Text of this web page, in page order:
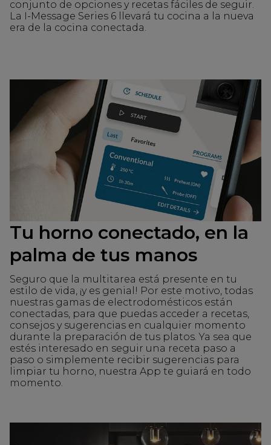
conjunto de opciones y recetas fáciles de seguir.
La I-Message Series 6 llevará tu cocina a la nueva
era de la cocina conectada.
Tu horno conectado, en la
palma de tus manos
Seguro que la multitarea está presente en tu
estilo de vida, ¡y es genial! Por este motivo, todas
nuestras gamas de electrodomésticos están
conectadas, para que puedas acceder a recetas,
consejos y sugerencias en cualquier momento
durante la preparación de tus platos. Ya sea que
estés interesado en seguir una receta paso a
paso o simplemente recibir sugerencias para
limpiar tu horno, nuestra App te guiará en todo
momento.